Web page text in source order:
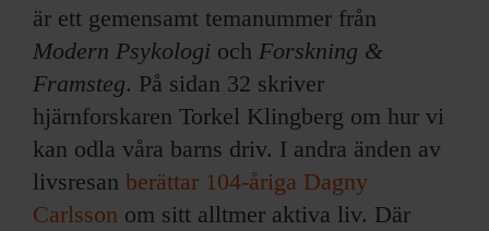
är ett gemensamt temanummer från
Modern Psykologi och Forskning &
Framsteg. På sidan 32 skriver
hjärnforskaren Torkel Klingberg om hur vi
kan odla våra barns driv. I andra änden av
livsresan berättar 104-åriga Dagny
Carlsson om sitt alltmer aktiva liv. Där